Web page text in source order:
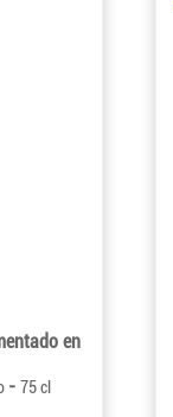
en
- 75 cl